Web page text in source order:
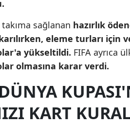
takıma sağlanan hazırlık
eleme turları
yükseltildi. FIFA ayrıca
olmasına karar verdi.
KART